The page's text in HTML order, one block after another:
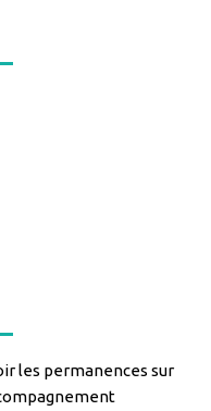
les permanences sur